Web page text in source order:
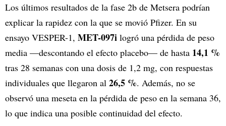
Los últimos resultados de la fase 2b de Metsera podrían
explicar la rapidez con la que se movió Pfizer. En su
ensayo VESPER-1, MET-097i logró una pérdida de peso
media —descontando el efecto placebo— de hasta 14,1 %
tras 28 semanas con una dosis de 1,2 mg, con respuestas
individuales que llegaron al 26,5 %. Además, no se
observó una meseta en la pérdida de peso en la semana 36,
lo que indica una posible continuidad del efecto.